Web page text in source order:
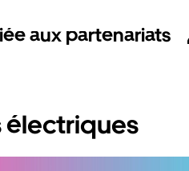
aux partenariats
électriques